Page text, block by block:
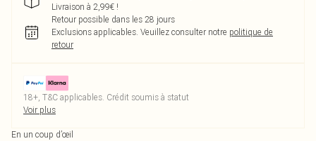
Livraison à 2,99€ !
Retour possible dans les 28 jours
Exclusions applicables. Veuillez consulter notre politique de
retour
18+, T&C applicables. Crédit soumis à statut
Voir plus
En un coup d’œil